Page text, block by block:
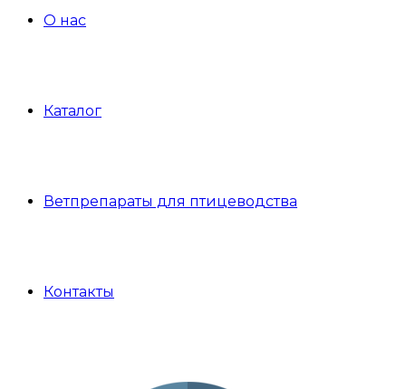
О нас
Каталог
Ветпрепараты для птицеводства
Контакты